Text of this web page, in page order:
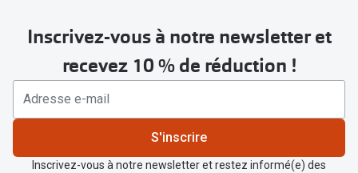
Inscrivez-vous à notre newsletter et
recevez 10 % de réduction !
S'inscrire
Inscrivez-vous à notre newsletter et restez informé(e) des